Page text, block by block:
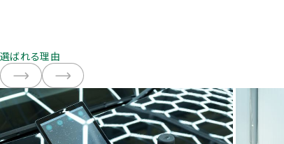
選ばれる理由